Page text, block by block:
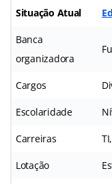
Situação Atual
Banca
organizadora
Cargos
Escolaridade
Carreiras
Lotação